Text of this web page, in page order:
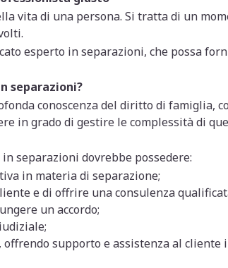
vita di una persona. Si tratta di un
esperto in separazioni, che possa
separazioni?
conoscenza del diritto di famiglia,
in grado di gestire le complessità di
separazioni dovrebbe possedere:
in materia di separazione;
e di offrire una consulenza
un accordo;
supporto e assistenza al cliente